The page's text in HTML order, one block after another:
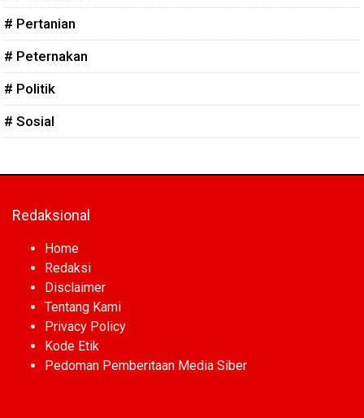
# Pertanian
# Peternakan
# Politik
# Sosial
Redaksional
Home
Redaksi
Disclaimer
Tentang Kami
Privacy Policy
Kode Etik
Pedoman Pemberitaan Media Siber